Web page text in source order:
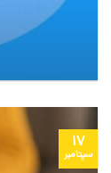
17
سپتامبر